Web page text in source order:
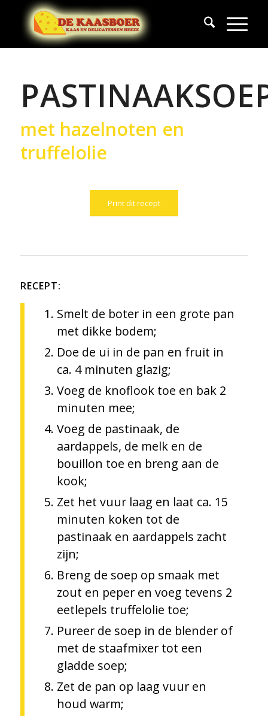
met hazelnoten en
truffelolie
Print dit recept
RECEPT:
Smelt de boter in een grote pan
met dikke bodem;
Doe de ui in de pan en fruit in
ca. 4 minuten glazig;
Voeg de knoflook toe en bak 2
minuten mee;
Voeg de pastinaak, de
aardappels, de melk en de
bouillon toe en breng aan de
kook;
Zet het vuur laag en laat ca. 15
minuten koken tot de
pastinaak en aardappels zacht
zijn;
Breng de soep op smaak met
zout en peper en voeg tevens 2
eetlepels truffelolie toe;
Pureer de soep in de blender of
met de staafmixer tot een
gladde soep;
Zet de pan op laag vuur en
houd warm;